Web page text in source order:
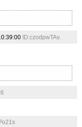
ID:czodpwTAv.